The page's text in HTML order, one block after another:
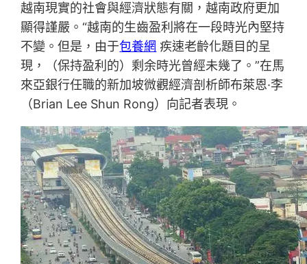
越南現實的社會與經濟狀態有關，越南政府更加
顯得謹嚴。“越南的生齒盈利將在一段時光內堅持
不變。但是，由于包養網 疾速老齡化題目的呈
現，（保持盈利的）剩余時光曾經未幾了。”在馬
來亞銀行任職的新加坡微觀經濟剖析師布萊恩·李
（Brian Lee Shun Rong）向記者表現。